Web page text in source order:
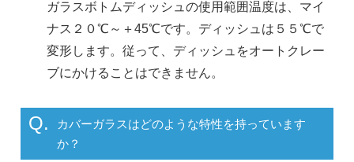
ガラスボトムディッシュの使用範囲温度は、マイ
ナス２０℃～＋45℃です。ディッシュは５５℃で
変形します。従って、ディッシュをオートクレー
ブにかけることはできません。
Q.
カバーガラスはどのような特性を持っています
か？